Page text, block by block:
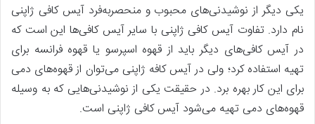
یکی دیگر از نوشیدنی‌های محبوب و منحصربه‌فرد آیس کافی ژاپنی
نام دارد. تفاوت آیس کافی ژاپنی با سایر آیس کافی‌ها این است که
در آیس کافی‌های دیگر باید از قهوه اسپرسو یا قهوه فرانسه برای
تهیه استفاده کرد؛ ولی در آیس کافه ژاپنی می‌توان از قهوه‌های دمی
برای این کار بهره برد. در حقیقت یکی از نوشیدنی‌هایی که به وسیله
قهوه‌های دمی تهیه می‌شود آیس کافی ژاپنی است.